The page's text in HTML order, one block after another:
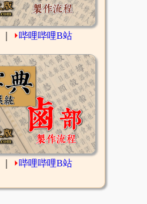
⏵哔哩哔哩B站
⏵哔哩哔哩B站